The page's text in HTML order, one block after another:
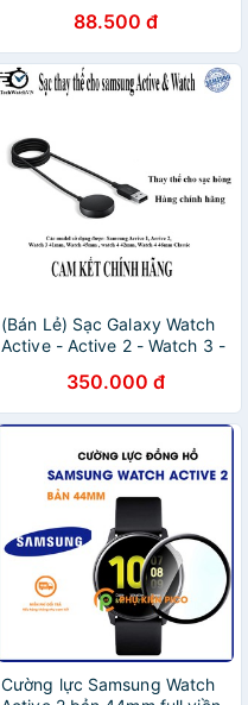
88.500 đ
(Bán Lẻ) Sạc Galaxy Watch
Active - Active 2 - Watch 3 -
Samsung350.000 đ
Cường lực Samsung Watch